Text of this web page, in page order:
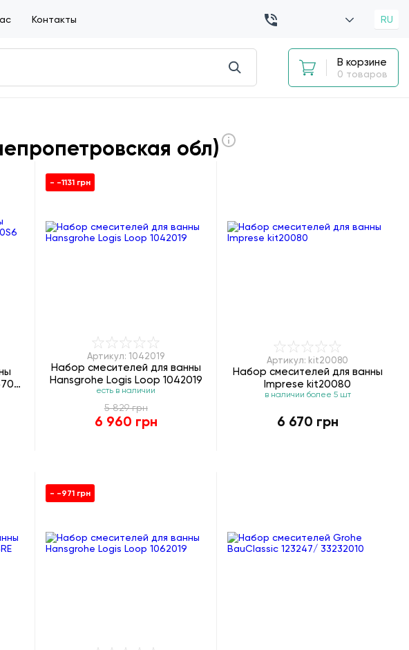
Контакты RU
В корзине
0 товаров
обл)
- -1131 грн
Артикул: 1042019
Набор смесителей для ванны
Hansgrohe Logis Loop 1042019
есть в наличии
5 829 грн
6 960 грн
Артикул: kit20080
Набор смесителей для ванны
Imprese kit20080
в наличии более 5 шт
6 670 грн
- -971 грн